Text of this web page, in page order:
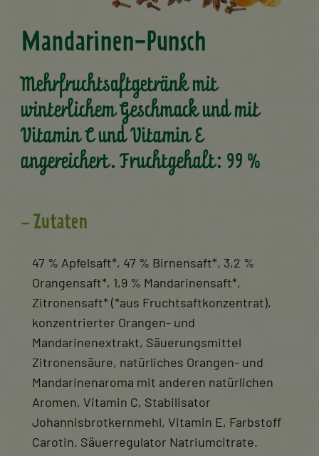
Mandarinen-Punsch
Mehrfruchtsaftgetränk mit
winterlichem Geschmack und mit
Vitamin C und Vitamin E
angereichert. Fruchtgehalt: 99 %
Zutaten
47 % Apfelsaft*, 47 % Birnensaft*, 3,2 %
Orangensaft*, 1,9 % Mandarinensaft*,
Zitronensaft* (*aus Fruchtsaftkonzentrat),
konzentrierter Orangen- und
Mandarinenextrakt, Säuerungsmittel
Zitronensäure, natürliches Orangen- und
Mandarinenaroma mit anderen natürlichen
Aromen, Vitamin C, Stabilisator
Johannisbrotkernmehl, Vitamin E, Farbstoff
Carotin. Säuerregulator Natriumcitrate.